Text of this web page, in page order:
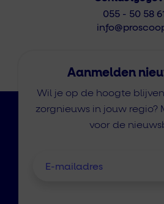
055 - 50 58
Aanmelden
Wil je op de hoogte
zorgnieuws in jouw regio?
voor de